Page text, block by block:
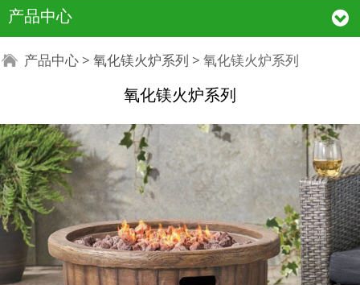
产品中心
氧化镁火炉系列
产品中心 > 氧化镁火炉系列 > 氧化镁火炉系列
氧化镁火炉系列